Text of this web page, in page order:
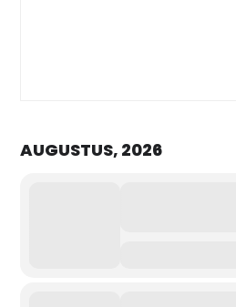
AUGUSTUS, 2026